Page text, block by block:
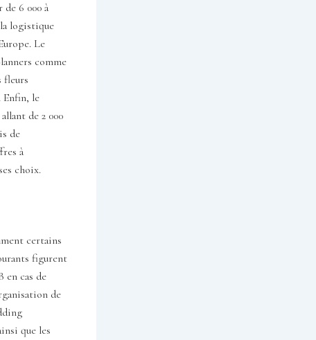
6 000 à
logistique
Le
comme
fleurs
Enfin, le
de 2 000
de
à
choix.
certains
figurent
en cas de
de
que les